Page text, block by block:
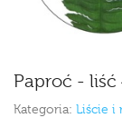
Paproć - liść
Kategoria: Liście i